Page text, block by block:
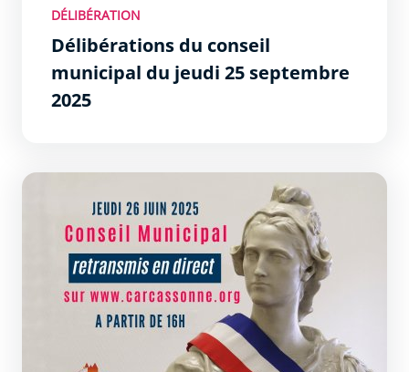
DÉLIBÉRATION
Délibérations du conseil
municipal du jeudi 25 septembre
2025